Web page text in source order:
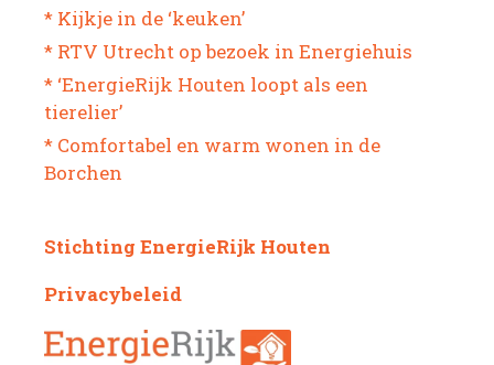
* Kijkje in de ‘keuken’
* RTV Utrecht op bezoek in Energiehuis
* ‘EnergieRijk Houten loopt als een
tierelier’
* Comfortabel en warm wonen in de
Borchen
Stichting EnergieRijk Houten
Privacybeleid